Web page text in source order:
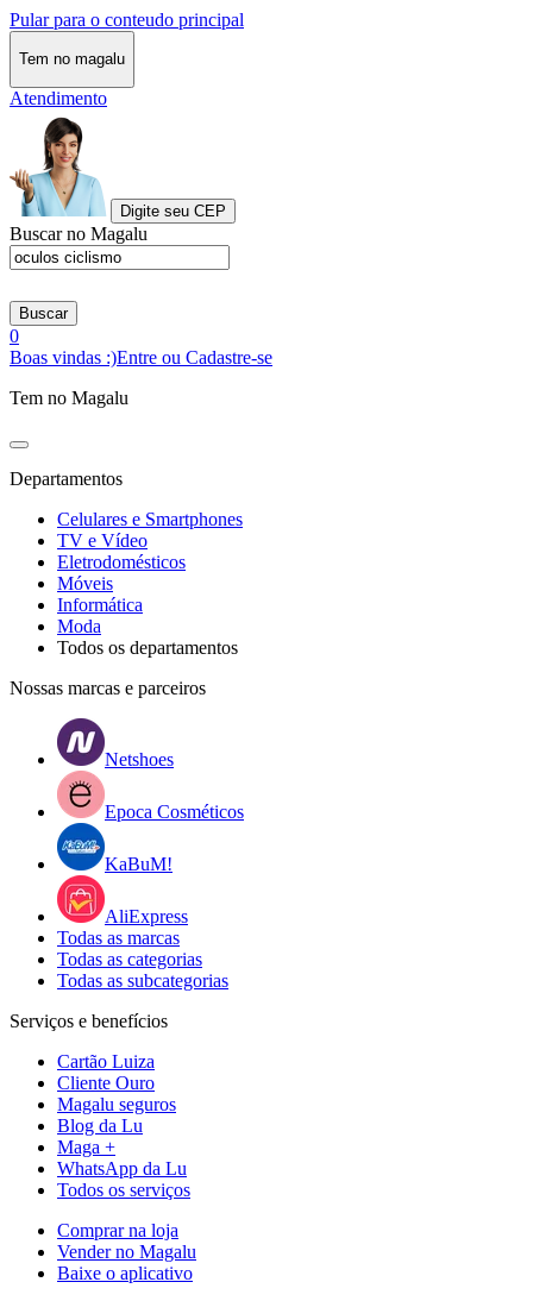
Pular para o conteudo principal
Tem no magalu
Atendimento
Digite seu CEP
Buscar no Magalu
Buscar
0
Boas vindas :)Entre ou Cadastre-se
Tem no Magalu
Departamentos
Celulares e Smartphones
TV e Vídeo
Eletrodomésticos
Móveis
Informática
Moda
Todos os departamentos
Nossas marcas e parceiros
Netshoes
Epoca Cosméticos
KaBuM!
AliExpress
Todas as marcas
Todas as categorias
Todas as subcategorias
Serviços e benefícios
Cartão Luiza
Cliente Ouro
Magalu seguros
Blog da Lu
Maga +
WhatsApp da Lu
Todos os serviços
Comprar na loja
Vender no Magalu
Baixe o aplicativo